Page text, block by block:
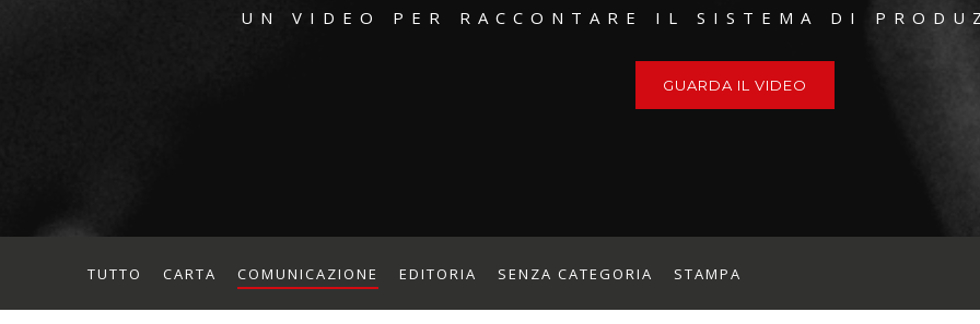
UN VIDEO PER RACCONTARE IL SISTEMA DI
GUARDA IL VIDEO
TUTTO CARTA COMUNICAZIONE EDITORIA SENZA CATEGORIA STAMPA